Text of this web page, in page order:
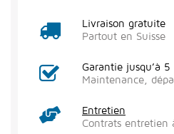
Livraison gratuite
Partout en Suisse
Garantie jusqu’à 5
Maintenance,
Entretien
Contrats entretien